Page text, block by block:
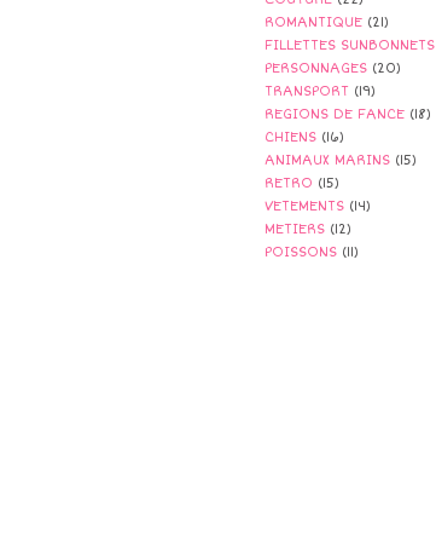
ROMANTIQUE (21)
FILLETTES SUNBONNETS
PERSONNAGES (20)
TRANSPORT (19)
REGIONS DE FANCE (18)
CHIENS (16)
ANIMAUX MARINS (15)
RETRO (15)
VETEMENTS (14)
METIERS (12)
POISSONS (11)